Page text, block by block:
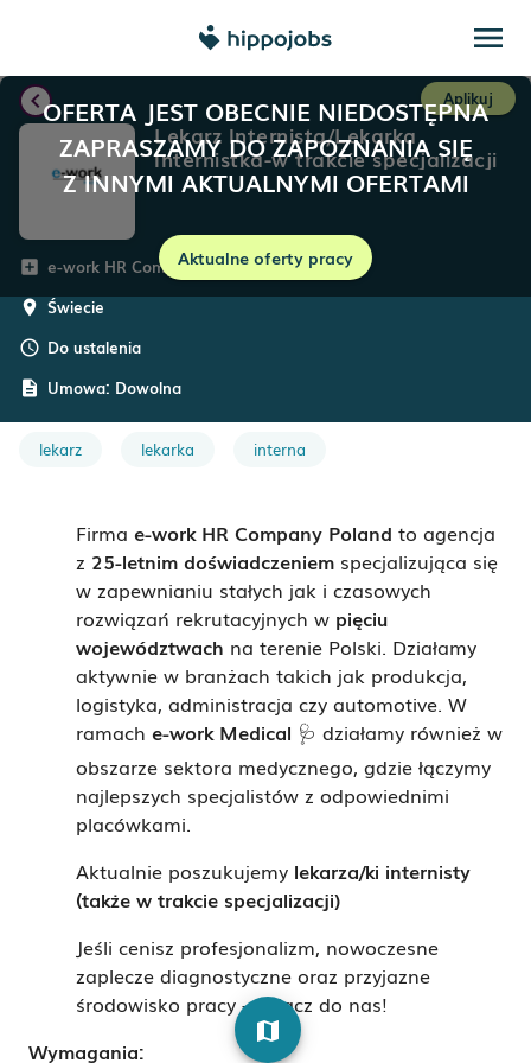
menu
OFERTA JEST OBECNIE NIEDOSTĘPNA
ZAPRASZAMY DO ZAPOZNANIA SIĘ
Z INNYMI AKTUALNYMI OFERTAMI
Aktualne oferty pracy
chevron_left Aplikuj
Lekarz Internista/Lekarka
Internistka-w trakcie specjalizacji
add_box e-work HR Company
room Świecie
schedule Do ustalenia
description Umowa: Dowolna
lekarz lekarka interna
Firma e-work HR Company Poland to agencja
z 25-letnim doświadczeniem specjalizująca się
w zapewnianiu stałych jak i czasowych
rozwiązań rekrutacyjnych w pięciu
województwach na terenie Polski. Działamy
aktywnie w branżach takich jak produkcja,
logistyka, administracja czy automotive. W
ramach e-work Medical 🩺 działamy również w
obszarze sektora medycznego, gdzie łączymy
najlepszych specjalistów z odpowiednimi
placówkami.
Aktualnie poszukujemy lekarza/ki internisty
(także w trakcie specjalizacji)
Jeśli cenisz profesjonalizm, nowoczesne
zaplecze diagnostyczne oraz przyjazne
środowisko pracy - dołącz do nas!
Wymagania:
map